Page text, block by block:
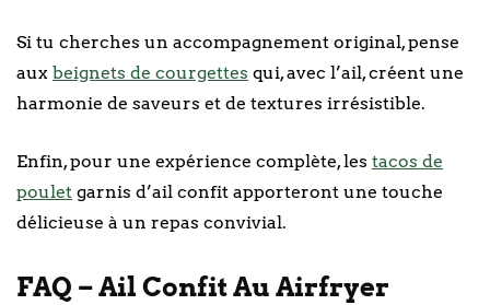
Si tu cherches un accompagnement original, pense
aux beignets de courgettes qui, avec l’ail, créent une
harmonie de saveurs et de textures irrésistible.
Enfin, pour une expérience complète, les tacos de
poulet garnis d’ail confit apporteront une touche
délicieuse à un repas convivial.
FAQ – Ail Confit Au Airfryer